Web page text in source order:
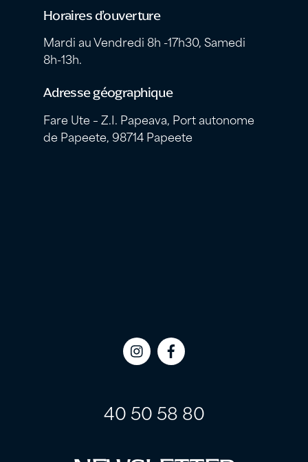
Horaires d’ouverture
Mardi au Vendredi 8h -17h30, Samedi
8h-13h.
Adresse géographique
Fare Ute – Z.I. Papeava, Port autonome
de Papeete, 98714 Papeete
Icon
Icon
40 50 58 80